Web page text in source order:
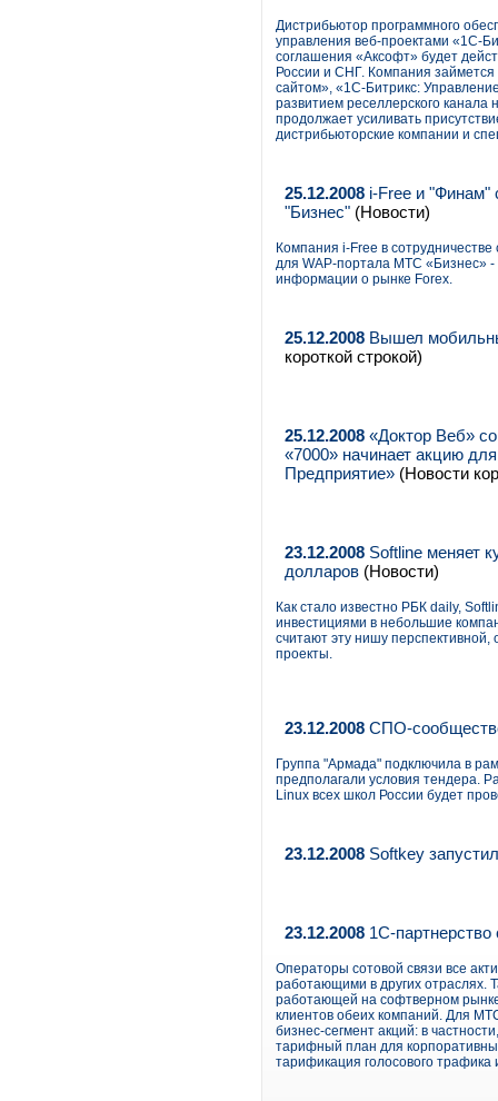
Дистрибьютор программного
управления веб-проектами «1С-
соглашения «Аксофт» будет
России и СНГ. Компания
сайтом», «1С-Битрикс:
развитием реселлерского
продолжает усиливать
дистрибьюторские компании и
25.12.2008 i-Free и "Финам"
"Бизнес" (Новости)
Компания i-Free в
для WAP-портала МТС «Бизнес»
информации о рынке Forex.
25.12.2008 Вышел
короткой строкой)
25.12.2008 «Доктор Веб»
«7000» начинает акцию
Предприятие» (Новости
23.12.2008 Softline меняет
долларов (Новости)
Как стало известно РБК daily,
инвестициями в небольшие
считают эту нишу перспективной,
проекты.
23.12.2008 СПО-
Группа "Армада" подключила в
предполагали условия тендера.
Linux всех школ России будет
23.12.2008 Softkey
23.12.2008 1С-
Операторы сотовой связи все
работающими в других отраслях.
работающей на софтверном
клиентов обеих компаний. Для
бизнес-сегмент акций: в
тарифный план для
тарификация голосового